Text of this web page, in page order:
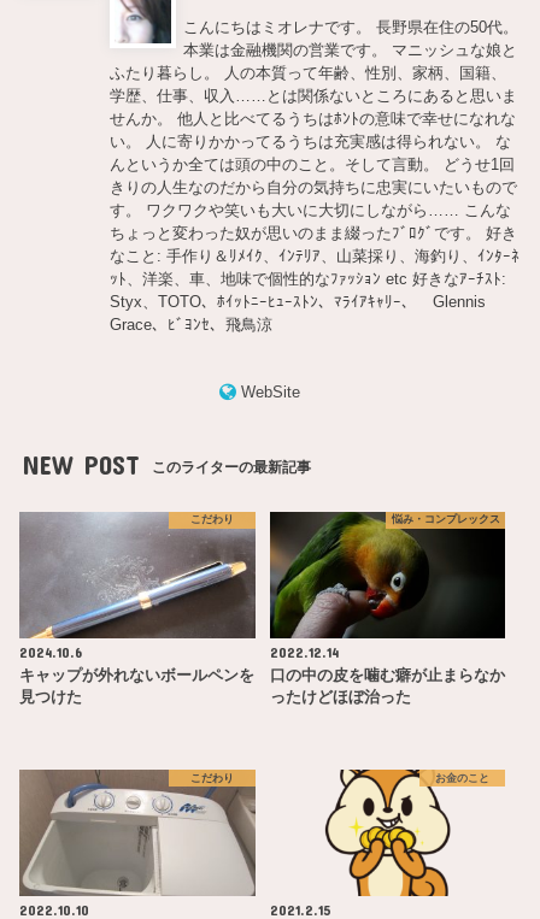
こんにちはミオレナです。 長野県在住の50代。
本業は金融機関の営業です。 マニッシュな娘と
ふたり暮らし。 人の本質って年齢、性別、家柄、国籍、
学歴、仕事、収入……とは関係ないところにあると思いま
せんか。 他人と比べてるうちはﾎﾝﾄの意味で幸せになれな
い。 人に寄りかかってるうちは充実感は得られない。 な
んというか全ては頭の中のこと。そして言動。 どうせ1回
きりの人生なのだから自分の気持ちに忠実にいたいもので
す。 ワクワクや笑いも大いに大切にしながら…… こんな
ちょっと変わった奴が思いのまま綴ったﾌﾞﾛｸﾞです。 好き
なこと: 手作り＆ﾘﾒｲｸ、ｲﾝﾃﾘｱ、山菜採り、海釣り、ｲﾝﾀｰﾈ
ｯﾄ、洋楽、車、地味で個性的なﾌｧｯｼｮﾝ etc 好きなｱｰﾁｽﾄ:
Styx、TOTO、ﾎｲｯﾄﾆｰﾋｭｰｽﾄﾝ、ﾏﾗｲｱｷｬﾘｰ、 Glennis
Grace、ﾋﾞﾖﾝｾ、飛鳥涼
WebSite
NEW POST このライターの最新記事
こだわり
2024.10.6
キャップが外れないボールペンを
見つけた
悩み・コンプレックス
2022.12.14
口の中の皮を噛む癖が止まらなか
ったけどほぼ治った
こだわり
2022.10.10
お金のこと
2021.2.15